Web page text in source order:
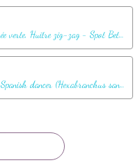
Gorgone éventail, Corail-soleil noir ou Tubastrée verte, Huître zig-zag - Spot Betalinjona - Nosy Tsarabanjina - Archipel Mitsio - Madagascar
Ponte de la limace de mer Danseuse espagnole, Spanish dancer (Hexabranchus sanguineus) - Spot Betalinjona - Nosy Tsarabanjina - Archipel Mitsio - Madagascar